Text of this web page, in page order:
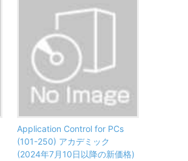
Application Control for PCs
(101-250) アカデミック
(2024年7月10日以降の新価格)